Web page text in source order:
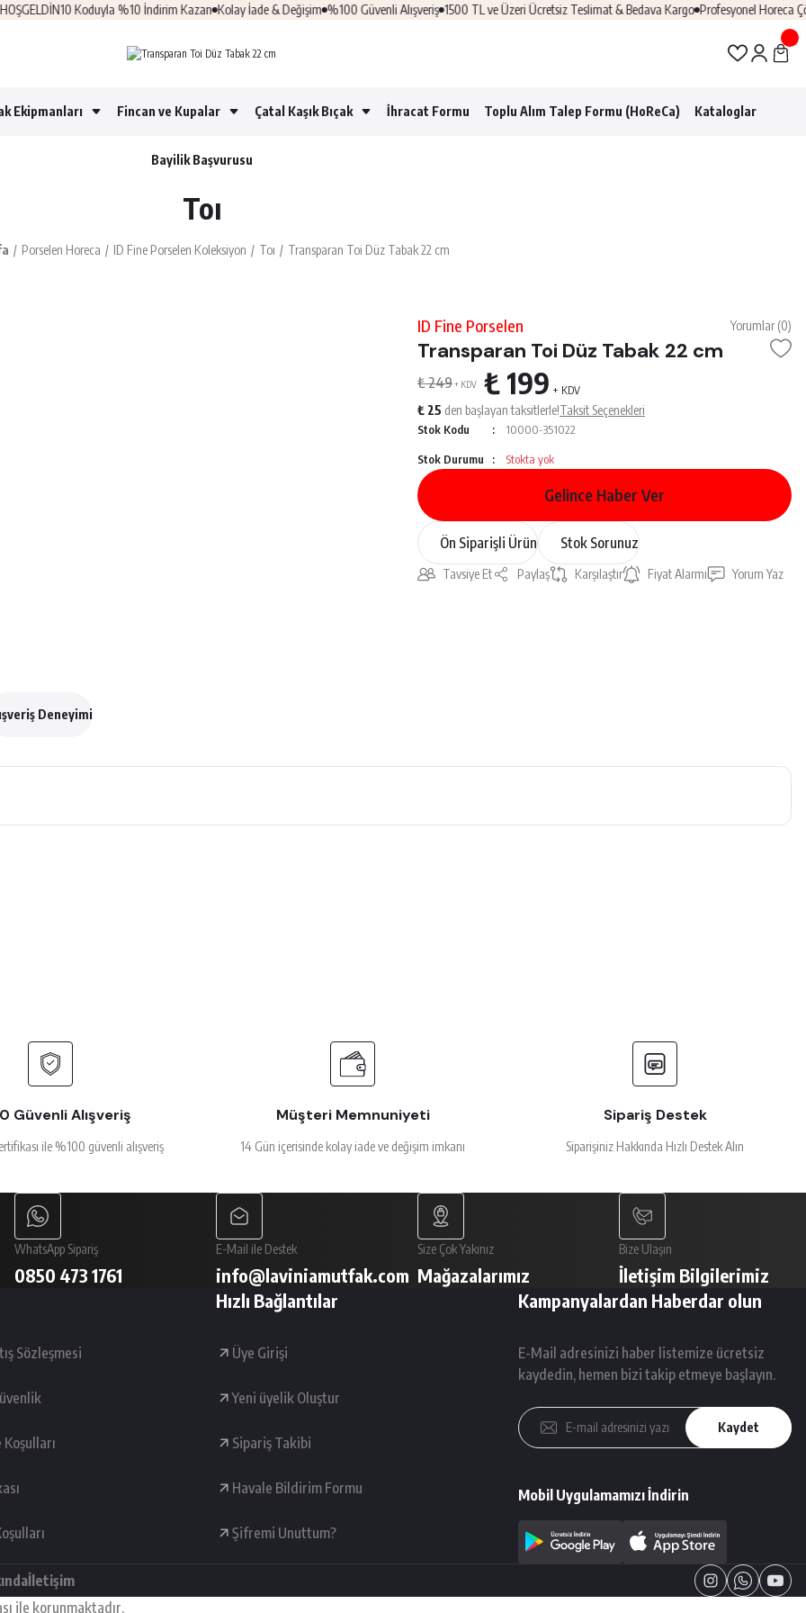
Koduyla %10 İndirim Kazan Kolay İade & Değişim %100 Güvenli Alışveriş 1500 TL ve Üzeri Ücretsiz Teslimat & Bedava Kargo Profesyonel Horeca
Ekipmanları Fincan ve Kupalar Çatal Kaşık Bıçak İhracat Formu Toplu Alım Talep Formu (HoReCa) Kataloglar
Bayilik Başvurusu
Toı
Porselen Horeca ID Fine Porselen Koleksiyon Toı Transparan Toi Düz Tabak 22 cm
ID Fine Porselen Yorumlar (0)
Transparan Toi Düz Tabak 22 cm
₺ 249+ KDV ₺ 199 + KDV
₺ 25 den başlayan taksitlerle!Taksit Seçenekleri
Stok Kodu 10000-351022
Stok Durumu Stokta yok
Gelince Haber Ver
Ön Siparişli Ürün Stok Sorunuz
Tavsiye Et Paylaş Karşılaştır Fiyat Alarmı Yorum Yaz
Deneyimi
Güvenli Alışveriş
ile %100 güvenli alışveriş
Müşteri Memnuniyeti
14 Gün içerisinde kolay iade ve değişim imkanı
Sipariş Destek
Siparişiniz Hakkında Hızlı Destek Alın
WhatsApp Sipariş
0850 473 1761
E-Mail ile Destek
info@laviniamutfak.com
Size Çok Yakınız
Mağazalarımız
Bize Ulaşın
İletişim Bilgilerimiz
Sözleşmesi
Hızlı Bağlantılar
Üye Girişi
Yeni üyelik Oluştur
Sipariş Takibi
Havale Bildirim Formu
Şifremi Unuttum?
Kampanyalardan Haberdar olun
E-Mail adresinizi haber listemize ücretsiz
kaydedin, hemen bizi takip etmeye başlayın.
Kaydet
Mobil Uygulamamızı İndirin
İletişim
ile korunmaktadır.